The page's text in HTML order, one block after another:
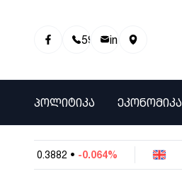
595 01 81 00info@info9.ge
ᲞᲝᲚᲘᲢᲘᲙᲐ ᲔᲙᲝᲜᲝᲛᲘᲙᲐ
0.3882 • -0.064% GBP